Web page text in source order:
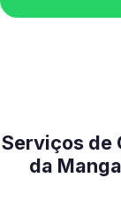
Serviços de
da